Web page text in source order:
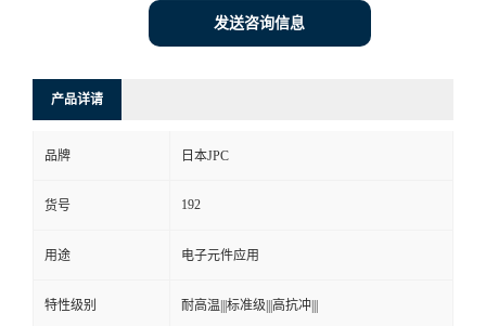
发送咨询信息
产品详请
品牌 日本JPC
货号 192
用途 电子元件应用
特性级别 耐高温|||标准级|||高抗冲|||